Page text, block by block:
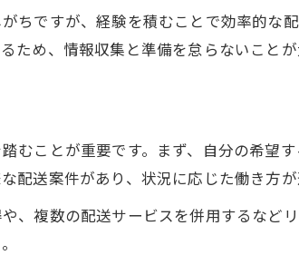
ちですが、経験を積むことで効率的な
め、情報収集と準備を怠らないことが
むことが重要です。まず、自分の希望
送案件があり、状況に応じた働き方が
、複数の配送サービスを併用するなど